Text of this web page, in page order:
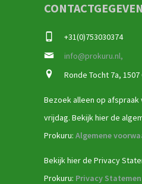
+31(0)753030374
info@prokuru.nl,
Ronde Tocht 7a, 1507
Bezoek alleen op afspraak
vrijdag. Bekijk hier de
Prokuru: Algemene
Bekijk hier de Privacy
Prokuru: Privacy